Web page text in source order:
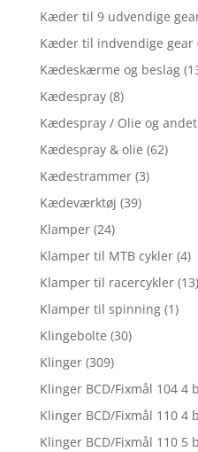
Kæder til 9 udvendige
Kæder til indvendige gear
Kædeskærme og beslag
Kædespray (8)
Kædespray / Olie og
Kædespray & olie (62)
Kædestrammer (3)
Kædeværktøj (39)
Klamper (24)
Klamper til MTB cykler (4)
Klamper til racercykler (13)
Klamper til spinning (1)
Klingebolte (30)
Klinger (309)
Klinger BCD/Fixmål 104 4
Klinger BCD/Fixmål 110 4
Klinger BCD/Fixmål 110 5